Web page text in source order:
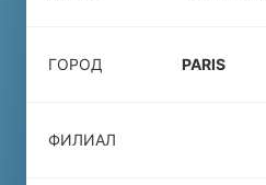
ГОРОД PARIS
ФИЛИАЛ